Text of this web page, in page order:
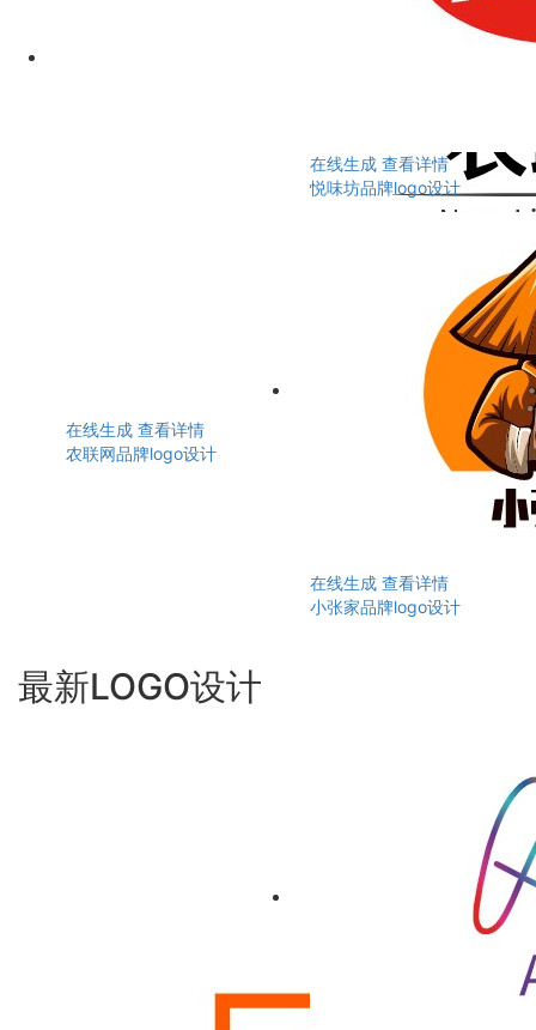
在线生成 查看详情
农联网品牌logo设计
在线生成 查看详情
悦味坊品牌logo设计
在线生成 查看详情
小张家品牌logo设计
最新LOGO设计